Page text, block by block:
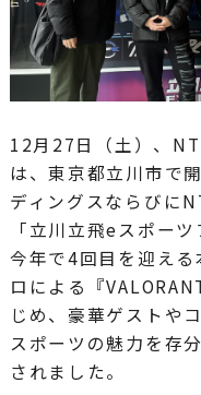
12月27日（土）、
は、東京都立川市で
ディングスならびに
「立川立飛eスポー
今年で4回目を迎え
ロによる『
じめ、豪華ゲストや
スポーツの魅力を存
されました。